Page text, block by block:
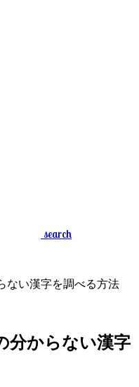
search
ない漢字を調べる方法
分からない漢字